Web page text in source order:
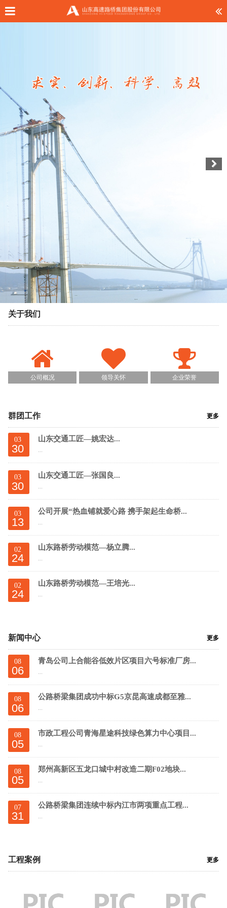
关于我们
公司概况 领导关怀 企业荣誉
群团工作 更多
03
30
山东交通工匠—姚宏达...
...
03
30
山东交通工匠—张国良...
03
13
公司开展“热血铺就爱心路 携手架起生命桥...
02
24
山东路桥劳动模范—杨立腾...
...
02
24
山东路桥劳动模范—王培光...
...
新闻中心 更多
08
06
青岛公司上合能谷低效片区项目六号标准厂房...
...
08
06
公路桥梁集团成功中标G5京昆高速成都至雅...
...
08
05
市政工程公司青海星途科技绿色算力中心项目...
08
05
郑州高新区五龙口城中村改造二期F02地块...
07
31
公路桥梁集团连续中标内江市两项重点工程...
...
工程案例 更多